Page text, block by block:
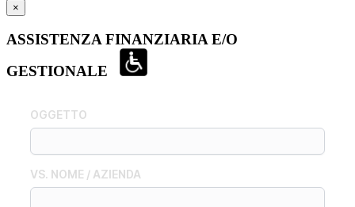
×
ASSISTENZA FINANZIARIA E/O
GESTIONALE